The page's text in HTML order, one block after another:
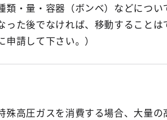
類・量・容器（ボンベ）などにつ
った後でなければ、移動すること
申請して下さい。）
殊高圧ガスを消費する場合、大量